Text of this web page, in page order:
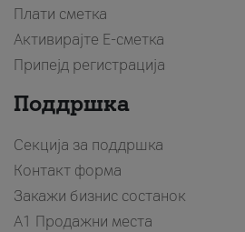
Плати сметка
Активирајте Е-сметка
Припејд регистрација
Поддршка
Секција за поддршка
Контакт форма
Закажи бизнис состанок
A1 Продажни места